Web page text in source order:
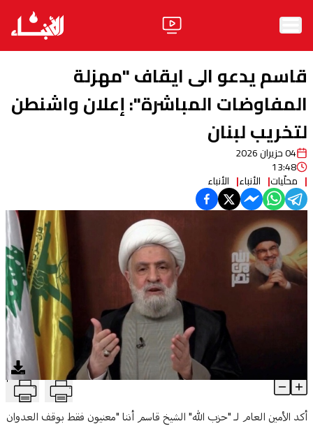
الأخبار
آراء
فيديو
مواقف
وليد جنبلاط
الحزب
ابحث
قاسم يدعو الى ايقاف "مهزلة
المفاوضات المباشرة": إعلان واشنطن
لتخريب لبنان
04 حزيران 2026
13:48
محلّيات الأنباء الأنباء
قاسم يدعو الى ايقاف "مهزلة المفاوضات المباشرة": إعلان واشنطن T
Article Content
أكد الأمين العام لـ "حزب الله" الشيخ قاسم أننا "معنيون فقط بوقف العدوان